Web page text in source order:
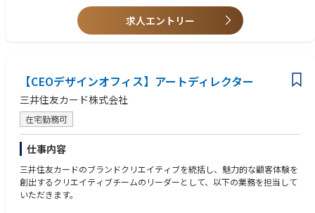
■口座の不正利用、金融犯罪の対策に関する業務
・口座の不正利用対策関連業務全般（取引モニタリング・取引フィルタリ
■その他コンプライアンス、リスク管理業務
求人エントリー
【CEOデザインオフィス】アートディレクター
三井住友カード株式会社
在宅勤務可
仕事内容
三井住友カードのブランドクリエイティブを統括し、魅力的な顧客体験を
創出するクリエイティブチームのリーダーとして、以下の業務を担当して
いただきます。